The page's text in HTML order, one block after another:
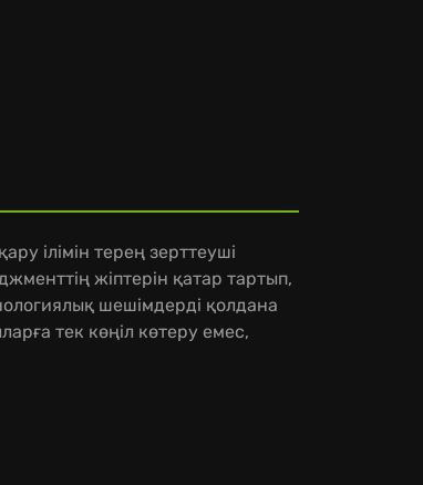
ілімін терең зерттеуші
жіптерін қатар тартып,
шешімдерді қолдана
тек көңіл көтеру емес,